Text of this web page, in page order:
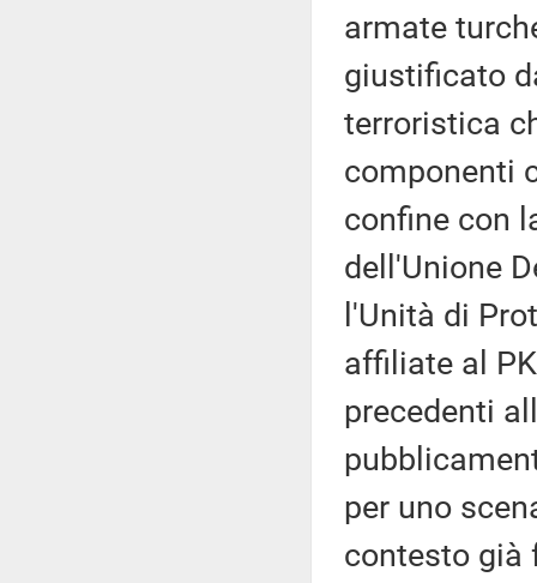
armate
giustificato
terroristica
componenti
confine con
dell'Unione
l'Unità di
affiliate al
precedenti
per uno
contesto già